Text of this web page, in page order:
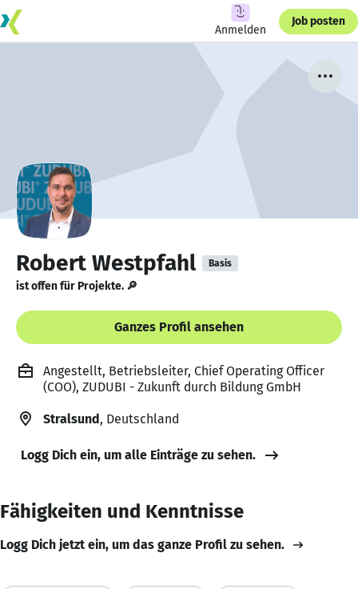
Anmelden
Job posten
Robert Westpfahl Basis
ist offen für Projekte. 🔎
Ganzes Profil ansehen
Angestellt, Betriebsleiter, Chief Operating Officer
(COO), ZUDUBI - Zukunft durch Bildung GmbH
Stralsund, Deutschland
Logg Dich ein, um alle Einträge zu sehen.
Fähigkeiten und Kenntnisse
Logg Dich jetzt ein, um das ganze Profil zu sehen.